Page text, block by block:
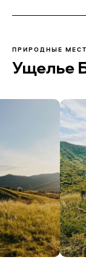
Ущелье
ПРИРОДНЫЕ